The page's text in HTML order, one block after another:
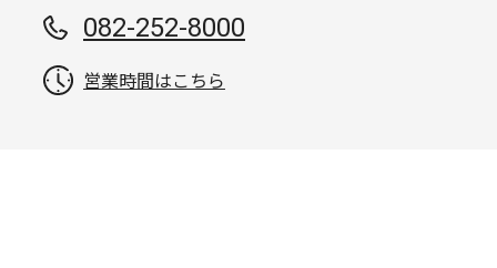
082-252-8000
営業時間はこちら